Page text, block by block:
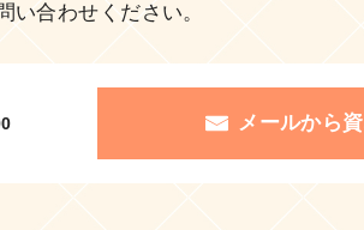
い合わせください。
メールから